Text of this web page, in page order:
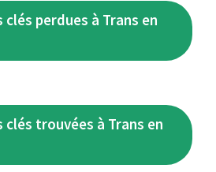
clés perdues à Trans en
clés trouvées à Trans en